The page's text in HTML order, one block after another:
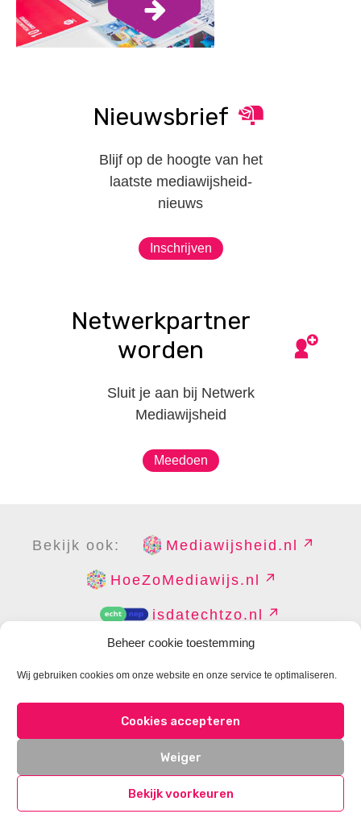
Beheer cookie toestemming
Wij gebruiken cookies om onze website en onze service te optimaliseren.
Cookies accepteren
Weiger
Bekijk voorkeuren
Nieuwsbrief
Blijf op de hoogte van het
laatste mediawijsheid-
nieuws
Inschrijven
Netwerkpartner
worden
Sluit je aan bij Netwerk
Mediawijsheid
Meedoen
Bekijk ook: Mediawijsheid.nl
HoeZoMediawijs.nl
isdatechtzo.nl
DISCLAIMER PRIVACY
CONTACT
COOKIES BEHEREN